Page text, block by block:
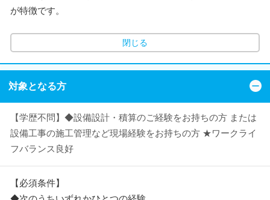
が特徴です。
閉じる
対象となる方
【学歴不問】◆設備設計・積算のご経験をお持ちの方 または
設備工事の施工管理など現場経験をお持ちの方 ★ワークライ
フバランス良好
【必須条件】